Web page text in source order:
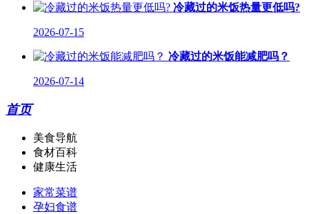
冷藏过的米饭热量更低吗?
2026-07-15
冷藏过的米饭能减肥吗？
2026-07-14
首页
美食导航
食材百科
健康生活
家常菜谱
孕妇食谱